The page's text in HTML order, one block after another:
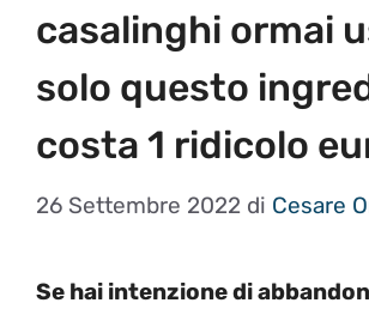
casalinghi ormai
solo questo
costa 1 ridicolo
26 Settembre 2022 di Cesare
Se hai intenzione di